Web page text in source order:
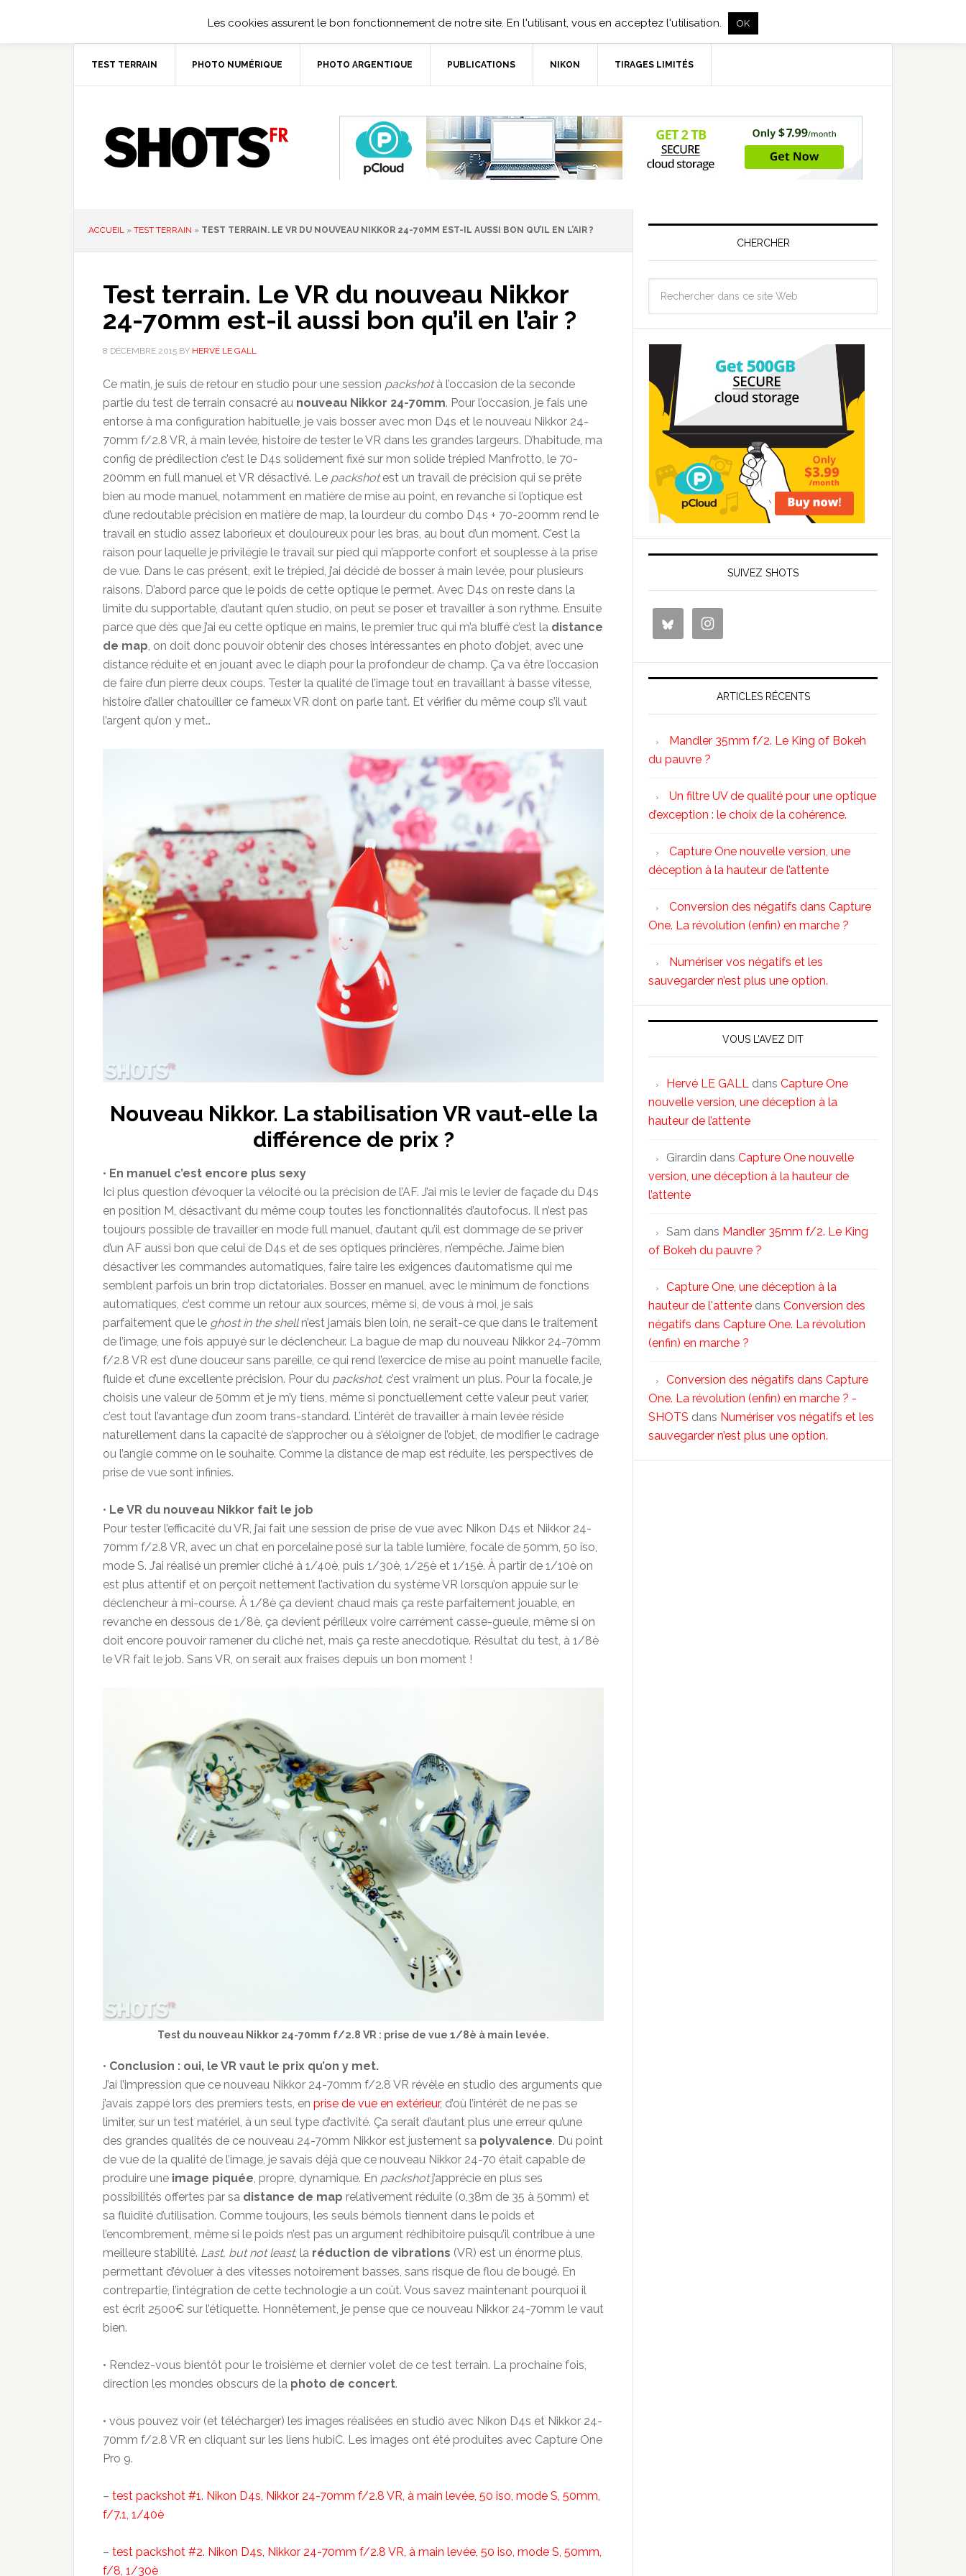
TEST TERRAIN PHOTO NUMÉRIQUE PHOTO ARGENTIQUE PUBLICATIONS NIKON TIRAGES LIMITÉS
ACCUEIL » TEST TERRAIN » TEST TERRAIN. LE VR DU NOUVEAU NIKKOR 24-70MM EST-IL AUSSI BON QU’IL EN L’AIR ?
Test terrain. Le VR du nouveau Nikkor
24-70mm est-il aussi bon qu’il en l’air ?
8 DÉCEMBRE 2015 BY HERVÉ LE GALL
Ce matin, je suis de retour en studio pour une session packshotà l’occasion de la seconde
partie du test de terrain consacré au nouveau Nikkor 24-70mm. Pour l’occasion, je fais une
entorse à ma configuration habituelle, je vais bosser avec mon D4s et le nouveau Nikkor 24-
70mm f/2.8 VR, à main levée, histoire de tester le VR dans les grandes largeurs. D’habitude, ma
config de prédilection c’est le D4s solidement fixé sur mon solide trépied Manfrotto, le 70-
200mm en full manuel et VR désactivé. Le packshotest un travail de précision qui se prête
bien au mode manuel, notamment en matière de mise au point, en revanche si l’optique est
d’une redoutable précision en matière de map, la lourdeur du combo D4s + 70-200mm rend le
travail en studio assez laborieux et douloureux pour les bras, au bout d’un moment. C’est la
raison pour laquelle je privilégie le travail sur pied qui m’apporte confort et souplesse à la prise
de vue. Dans le cas présent, exit le trépied, j’ai décidé de bosser à main levée, pour plusieurs
raisons. D’abord parce que le poids de cette optique le permet. Avec D4s on reste dans la
limite du supportable, d’autant qu’en studio, on peut se poser et travailler à son rythme. Ensuite
parce que dès que j’ai eu cette optique en mains, le premier truc qui m’a bluffé c’est la distance
de map, on doit donc pouvoir obtenir des choses intéressantes en photo d’objet, avec une
distance réduite et en jouant avec le diaph pour la profondeur de champ. Ça va être l’occasion
de faire d’un pierre deux coups. Tester la qualité de l’image tout en travaillant à basse vitesse,
histoire d’aller chatouiller ce fameux VR dont on parle tant. Et vérifier du même coup s’il vaut
l’argent qu’on y met…
Nouveau Nikkor. La stabilisation VR vaut-elle la
différence de prix ?
• En manuel c’est encore plus sexy
Ici plus question d’évoquer la vélocité ou la précision de l’AF. J’ai mis le levier de façade du D4s
en position M, désactivant du même coup toutes les fonctionnalités d’autofocus. Il n’est pas
toujours possible de travailler en mode full manuel, d’autant qu’il est dommage de se priver
d’un AF aussi bon que celui de D4s et de ses optiques princières, n’empêche. J’aime bien
désactiver les commandes automatiques, faire taire les exigences d’automatisme qui me
semblent parfois un brin trop dictatoriales. Bosser en manuel, avec le minimum de fonctions
automatiques, c’est comme un retour aux sources, même si, de vous à moi, je sais
parfaitement que le ghost in the shelln’est jamais bien loin, ne serait-ce que dans le traitement
de l’image, une fois appuyé sur le déclencheur. La bague de map du nouveau Nikkor 24-70mm
f/2.8 VR est d’une douceur sans pareille, ce qui rend l’exercice de mise au point manuelle facile,
fluide et d’une excellente précision. Pour du packshot, c’est vraiment un plus. Pour la focale, je
choisis une valeur de 50mm et je m’y tiens, même si ponctuellement cette valeur peut varier,
c’est tout l’avantage d’un zoom trans-standard. L’intérêt de travailler à main levée réside
naturellement dans la capacité de s’approcher ou à s’éloigner de l’objet, de modifier le cadrage
ou l’angle comme on le souhaite. Comme la distance de map est réduite, les perspectives de
prise de vue sont infinies.
• Le VR du nouveau Nikkor fait le job
Pour tester l’efficacité du VR, j’ai fait une session de prise de vue avec Nikon D4s et Nikkor 24-
70mm f/2.8 VR, avec un chat en porcelaine posé sur la table lumière, focale de 50mm, 50 iso,
mode S. J’ai réalisé un premier cliché à 1/40è, puis 1/30è, 1/25è et 1/15è. À partir de 1/10è on
est plus attentif et on perçoit nettement l’activation du système VR lorsqu’on appuie sur le
déclencheur à mi-course. À 1/8è ça devient chaud mais ça reste parfaitement jouable, en
revanche en dessous de 1/8è, ça devient périlleux voire carrément casse-gueule, même si on
doit encore pouvoir ramener du cliché net, mais ça reste anecdotique. Résultat du test, à 1/8è
le VR fait le job. Sans VR, on serait aux fraises depuis un bon moment !
Test du nouveau Nikkor 24-70mm f/2.8 VR : prise de vue 1/8è à main levée.
• Conclusion : oui, le VR vaut le prix qu’on y met.
J’ai l’impression que ce nouveau Nikkor 24-70mm f/2.8 VR révèle en studio des arguments que
j’avais zappé lors des premiers tests, en prise de vue en extérieur, d’où l’intérêt de ne pas se
limiter, sur un test matériel, à un seul type d’activité. Ça serait d’autant plus une erreur qu’une
des grandes qualités de ce nouveau 24-70mm Nikkor est justement sa polyvalence. Du point
de vue de la qualité de l’image, je savais déjà que ce nouveau Nikkor 24-70 était capable de
produire une image piquée , propre, dynamique. En packshotj’apprécie en plus ses
possibilités offertes par sa distance de map relativement réduite (0,38m de 35 à 50mm) et
sa fluidité d’utilisation. Comme toujours, les seuls bémols tiennent dans le poids et
l’encombrement, même si le poids n’est pas un argument rédhibitoire puisqu’il contribue à une
meilleure stabilité. Last, but not least, la réduction de vibrations (VR) est un énorme plus,
permettant d’évoluer à des vitesses notoirement basses, sans risque de flou de bougé. En
contrepartie, l’intégration de cette technologie a un coût. Vous savez maintenant pourquoi il
est écrit 2500€ sur l’étiquette. Honnêtement, je pense que ce nouveau Nikkor 24-70mm le vaut
bien.
• Rendez-vous bientôt pour le troisième et dernier volet de ce test terrain. La prochaine fois,
direction les mondes obscurs de la photo de concert.
• vous pouvez voir (et télécharger) les images réalisées en studio avec Nikon D4s et Nikkor 24-
70mm f/2.8 VR en cliquant sur les liens hubiC. Les images ont été produites avec Capture One
Pro 9.
– test packshot #1. Nikon D4s, Nikkor 24-70mm f/2.8 VR, à main levée, 50 iso, mode S, 50mm,
f/7.1, 1/40è
– test packshot #2. Nikon D4s, Nikkor 24-70mm f/2.8 VR, à main levée, 50 iso, mode S, 50mm,
f/8, 1/30è
CHERCHER
SUIVEZ SHOTS
ARTICLES RÉCENTS
Mandler 35mm f/2. Le King of Bokeh
du pauvre ?
Un filtre UV de qualité pour une optique
d’exception : le choix de la cohérence.
Capture One nouvelle version, une
déception à la hauteur de l’attente
Conversion des négatifs dans Capture
One. La révolution (enfin) en marche ?
Numériser vos négatifs et les
sauvegarder n’est plus une option.
VOUS L’AVEZ DIT
Hervé LE GALL dans Capture One
nouvelle version, une déception à la
hauteur de l’attente
Girardin dans Capture One nouvelle
version, une déception à la hauteur de
l’attente
Sam dans Mandler 35mm f/2. Le King
of Bokeh du pauvre ?
Capture One, une déception à la
hauteur de l'attente dans Conversion des
négatifs dans Capture One. La révolution
(enfin) en marche ?
Conversion des négatifs dans Capture
One. La révolution (enfin) en marche ? -
SHOTS dans Numériser vos négatifs et les
sauvegarder n’est plus une option.
Les cookies assurent le bon fonctionnement de notre site. En l'utilisant, vous en acceptez l'utilisation. OK